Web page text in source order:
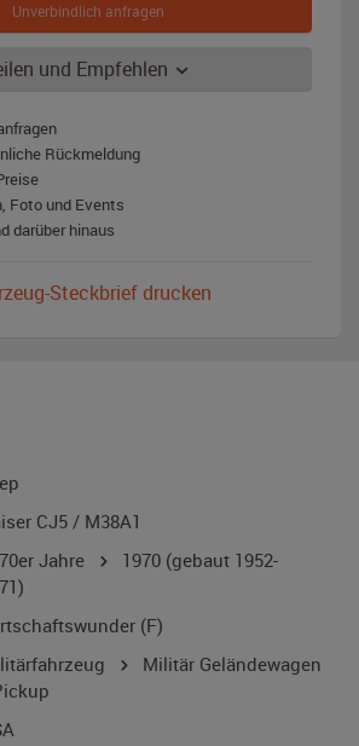
Unverbindlich anfragen
und Empfehlen
Rückmeldung
Foto und Events
darüber hinaus
Steckbrief drucken
CJ5 / M38A1
Jahre 1970 (gebaut 1952-
(F)
Militär Geländewagen